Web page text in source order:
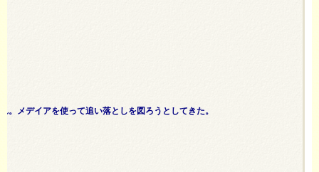
。メデイアを使って追い落としを図ろうとしてきた。